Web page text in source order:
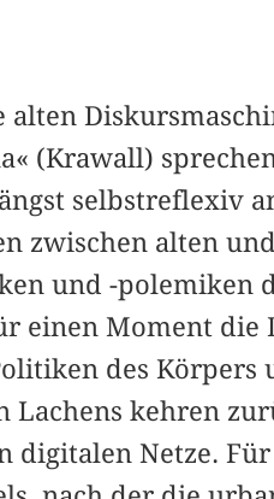
alten
(Krawall)
selbstreflexiv
zwischen alten
und -polemiken
einen Moment
des Körpers
Lachens kehren
digitalen Netze.